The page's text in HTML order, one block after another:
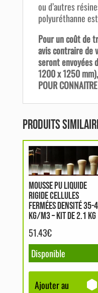
ou d’autres
polyuréthanne
Pour un coût de
avis contraire de
seront envoyées
1200 x 1250 mm),
POUR
Produits
MOUSSE PU LIQUIDE
RIGIDE CELLULES
FERMÉES DENSITÉ 35-
KG/M3 – KIT DE 2.1 KG
51.43€
Disponible
Ajouter au